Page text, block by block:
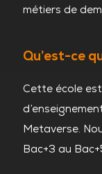
métiers de
Qu’est-ce
Cette école
Metaverse.
Bac+3 au